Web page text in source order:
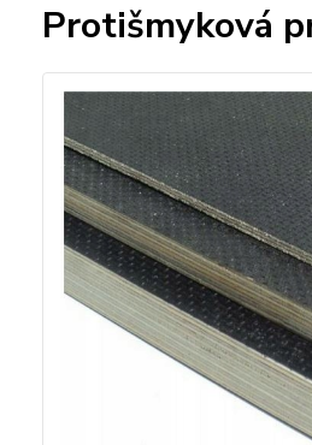
Protišmyková